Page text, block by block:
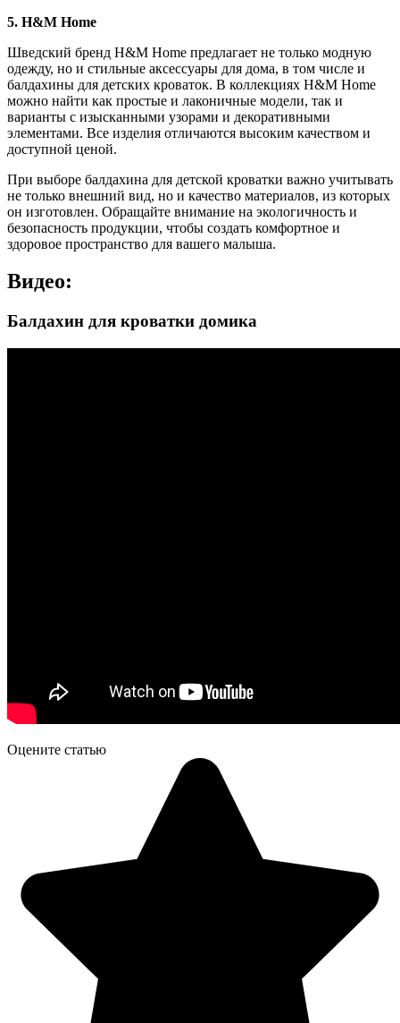
5. H&M Home
Шведский бренд H&M Home предлагает не только модную
одежду, но и стильные аксессуары для дома, в том числе и
балдахины для детских кроваток. В коллекциях H&M Home
можно найти как простые и лаконичные модели, так и
варианты с изысканными узорами и декоративными
элементами. Все изделия отличаются высоким качеством и
доступной ценой.
При выборе балдахина для детской кроватки важно учитывать
не только внешний вид, но и качество материалов, из которых
он изготовлен. Обращайте внимание на экологичность и
безопасность продукции, чтобы создать комфортное и
здоровое пространство для вашего малыша.
Видео:
Балдахин для кроватки домика
Оцените статью